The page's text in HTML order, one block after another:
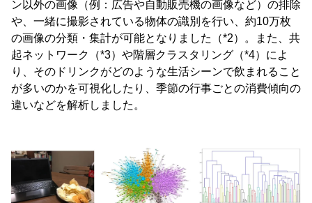
ン以外の画像（例：広告や自動販売機の画像など）の排除
や、一緒に撮影されている物体の識別を行い、約10万枚
の画像の分類・集計が可能となりました（*2）。また、共
起ネットワーク（*3）や階層クラスタリング（*4）によ
り、そのドリンクがどのような生活シーンで飲まれること
が多いのかを可視化したり、季節の行事ごとの消費傾向の
違いなどを解析しました。